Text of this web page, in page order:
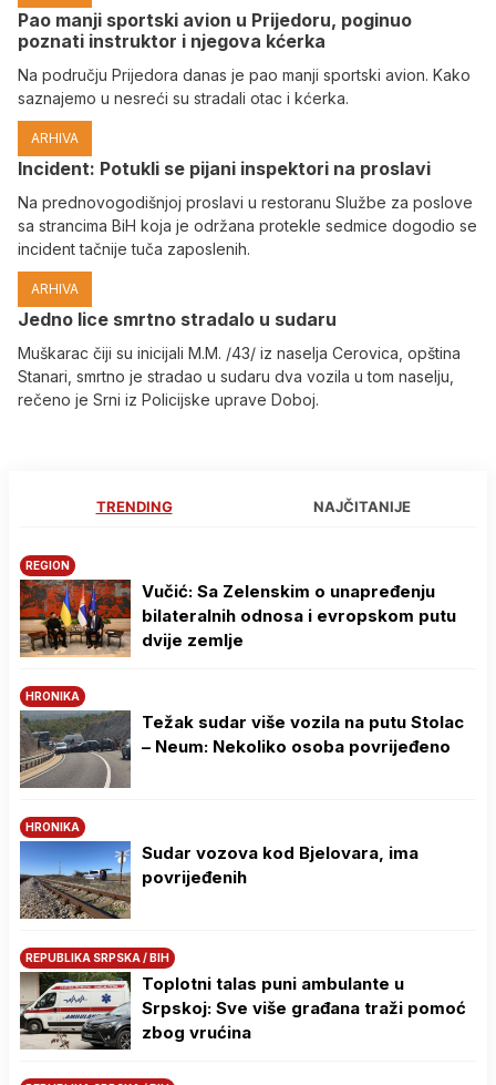
Pao manji sportski avion u Prijedoru, poginuo
poznati instruktor i njegova kćerka
Na području Prijedora danas je pao manji sportski avion. Kako
saznajemo u nesreći su stradali otac i kćerka.
ARHIVA
Incident: Potukli se pijani inspektori na proslavi
Na prednovogodišnjoj proslavi u restoranu Službe za poslove
sa strancima BiH koja je održana protekle sedmice dogodio se
incident tačnije tuča zaposlenih.
ARHIVA
Јedno lice smrtno stradalo u sudaru
Muškarac čiji su inicijali M.M. /43/ iz naselja Cerovica, opština
Stanari, smrtno je stradao u sudaru dva vozila u tom naselju,
rečeno je Srni iz Policijske uprave Doboj.
TRENDING NAJČITANIJE
REGION
Vučić: Sa Zelenskim o unapređenju
bilateralnih odnosa i evropskom putu
dvije zemlje
HRONIKA
Težak sudar više vozila na putu Stolac
– Neum: Nekoliko osoba povrijeđeno
HRONIKA
Sudar vozova kod Bjelovara, ima
povrijeđenih
REPUBLIKA SRPSKA / BIH
Toplotni talas puni ambulante u
Srpskoj: Sve više građana traži pomoć
zbog vrućina